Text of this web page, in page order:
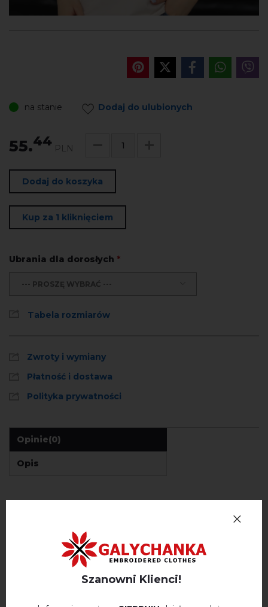
na stanie Dodaj do ulubionych
55.44 PLN
Dodaj do koszyka
Kup za 1 kliknięciem
Ubrania dla dorosłych *
--- PROSZĘ WYBRAĆ ---
Tabela rozmiarów
Zwroty i wymiany
Płatność i dostawa
Polityka prywatności
Opinie(0)
Opis
Немає відгуків про цей товар.
Szanowni Klienci!